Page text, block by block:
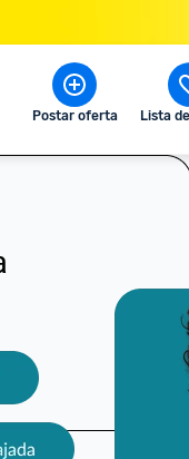
Postar oferta Lista